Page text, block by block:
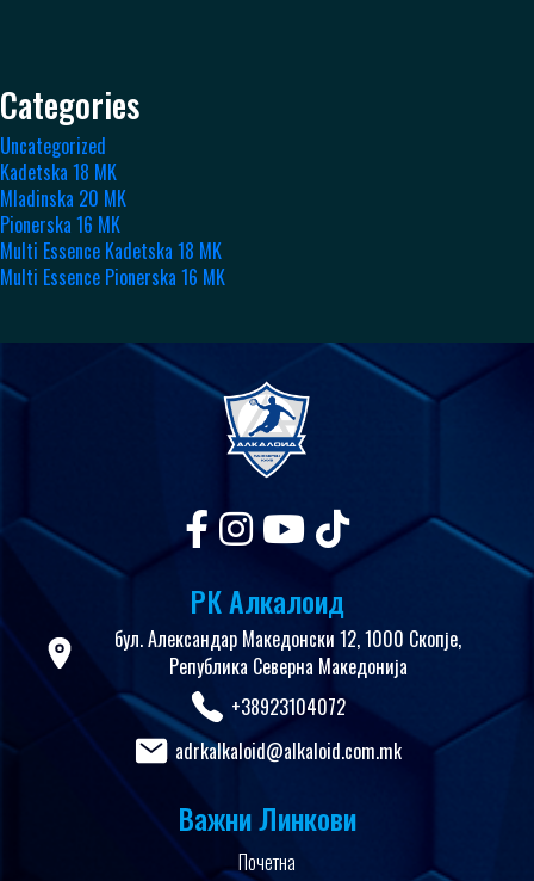
Categories
Uncategorized
Kadetska 18 MK
Mladinska 20 MK
Pionerska 16 MK
Multi Essence Kadetska 18 MK
Multi Essence Pionerska 16 MK
РК Алкалоид
бул. Александар Македонски 12, 1000 Скопје,
Република Северна Македонија
+38923104072
adrkalkaloid@alkaloid.com.mk
Важни Линкови
Почетна